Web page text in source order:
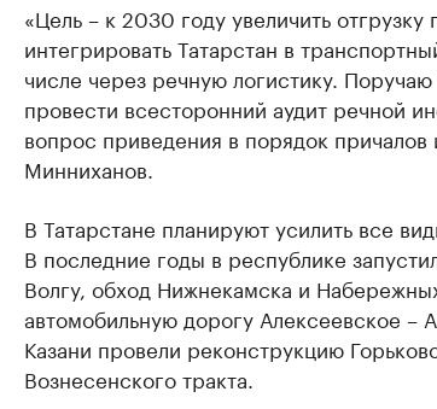
«Цель – к 2030 году увеличить
интегрировать Татарстан в
числе через речную логистику.
провести всесторонний аудит речной
вопрос приведения в порядок
Минниханов.
В Татарстане планируют усилить все
В последние годы в республике
Волгу, обход Нижнекамска и
автомобильную дорогу Алексеевское –
Казани провели реконструкцию
Вознесенского тракта.